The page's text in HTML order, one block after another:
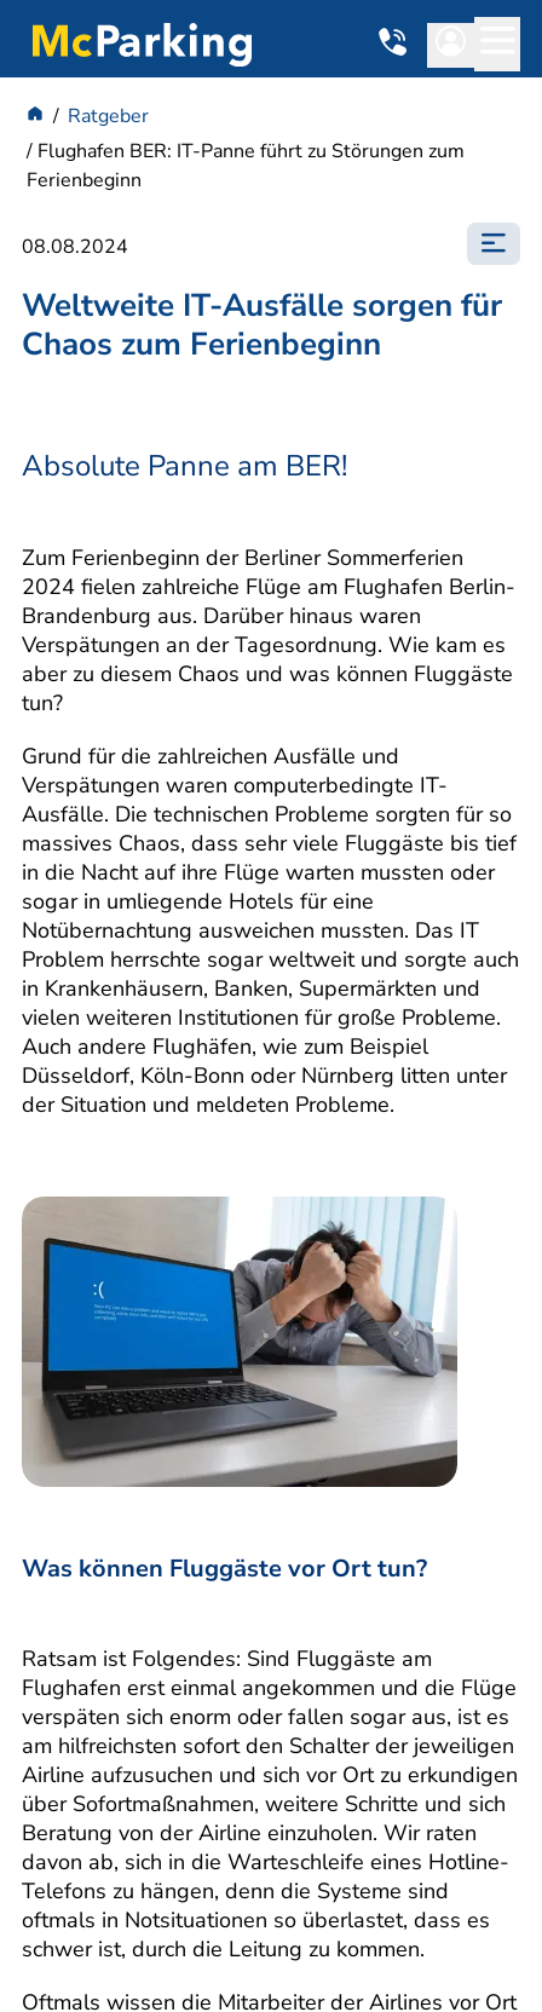
Ratgeber
Flughafen BER: IT-Panne führt zu Störungen zum
Ferienbeginn
08.08.2024
Weltweite IT-Ausfälle sorgen für
Chaos zum Ferienbeginn
Absolute Panne am BER!
Zum Ferienbeginn der Berliner Sommerferien
2024 fielen zahlreiche Flüge am Flughafen Berlin-
Brandenburg aus. Darüber hinaus waren
Verspätungen an der Tagesordnung. Wie kam es
aber zu diesem Chaos und was können Fluggäste
tun?
Grund für die zahlreichen Ausfälle und
Verspätungen waren computerbedingte IT-
Ausfälle. Die technischen Probleme sorgten für so
massives Chaos, dass sehr viele Fluggäste bis tief
in die Nacht auf ihre Flüge warten mussten oder
sogar in umliegende Hotels für eine
Notübernachtung ausweichen mussten. Das IT
Problem herrschte sogar weltweit und sorgte auch
in Krankenhäusern, Banken, Supermärkten und
vielen weiteren Institutionen für große Probleme.
Auch andere Flughäfen, wie zum Beispiel
Düsseldorf, Köln-Bonn oder Nürnberg litten unter
der Situation und meldeten Probleme.
Was können Fluggäste vor Ort tun?
Ratsam ist Folgendes: Sind Fluggäste am
Flughafen erst einmal angekommen und die Flüge
verspäten sich enorm oder fallen sogar aus, ist es
am hilfreichsten sofort den Schalter der jeweiligen
Airline aufzusuchen und sich vor Ort zu erkundigen
über Sofortmaßnahmen, weitere Schritte und sich
Beratung von der Airline einzuholen. Wir raten
davon ab, sich in die Warteschleife eines Hotline-
Telefons zu hängen, denn die Systeme sind
oftmals in Notsituationen so überlastet, dass es
schwer ist, durch die Leitung zu kommen.
Oftmals wissen die Mitarbeiter der Airlines vor Ort